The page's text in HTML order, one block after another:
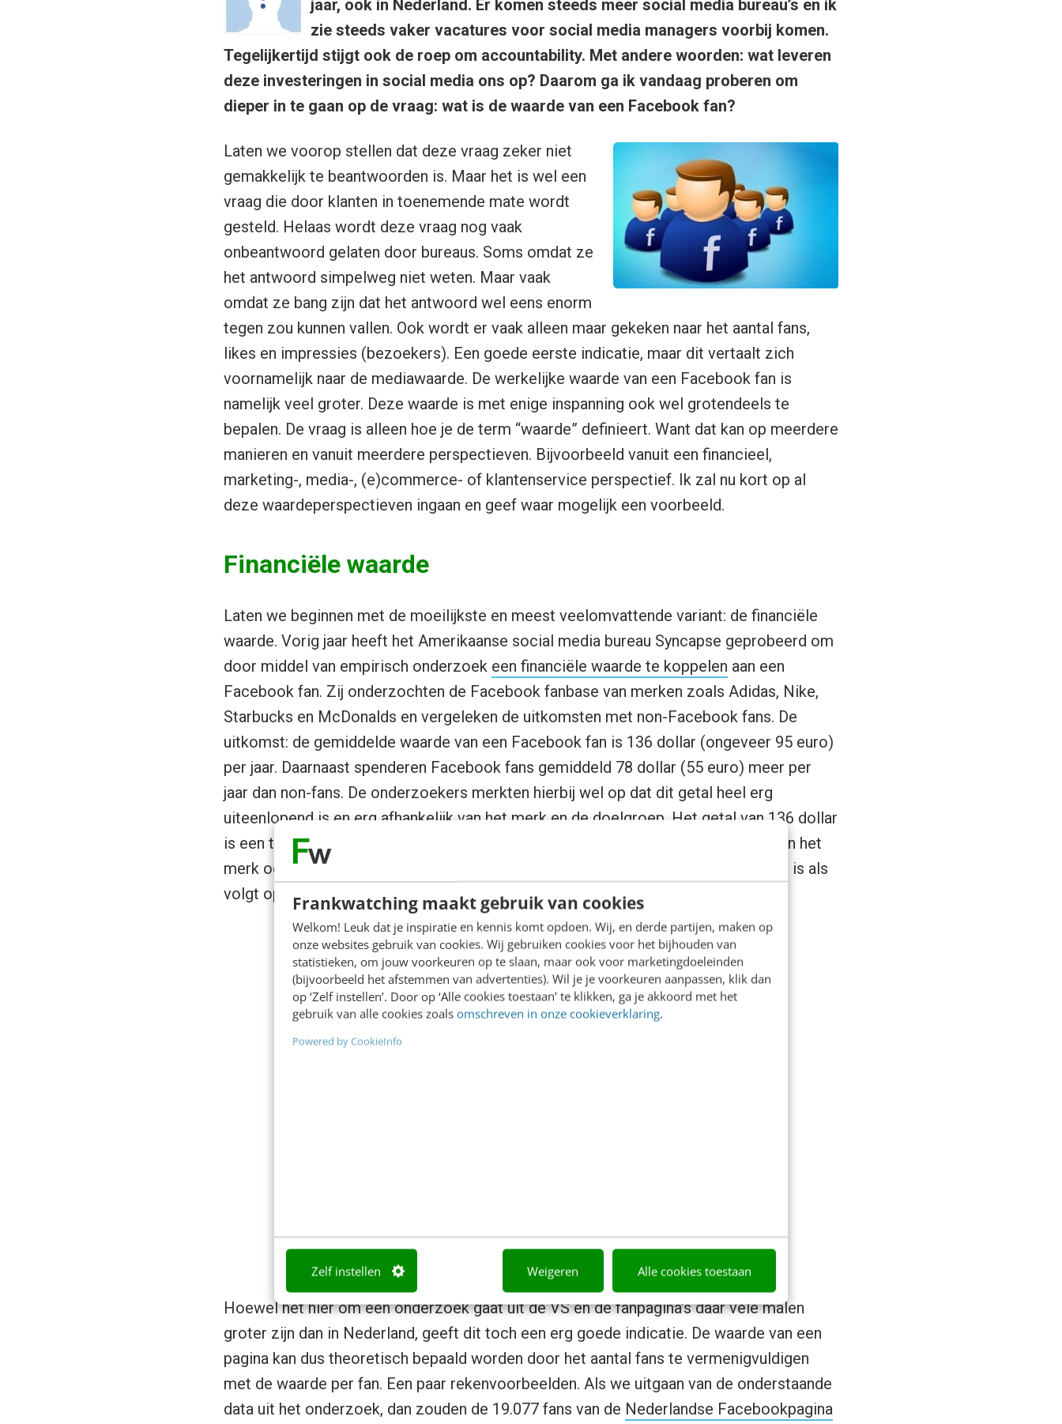
Frankwatching maakt gebruik van cookies
Welkom! Leuk dat je inspiratie en kennis komt opdoen. Wij, en derde partijen, maken op
onze websites gebruik van cookies. Wij gebruiken cookies voor het bijhouden van
statistieken, om jouw voorkeuren op te slaan, maar ook voor marketingdoeleinden
(bijvoorbeeld het afstemmen van advertenties). Wil je je voorkeuren aanpassen, klik dan
op ‘Zelf instellen’. Door op ‘Alle cookies toestaan’ te klikken, ga je akkoord met het
gebruik van alle cookies zoals omschreven in onze cookieverklaring.
Powered by CookieInfo
Zelf instellen Weigeren Alle cookies toestaan
jaar, ook in Nederland. Er komen steeds meer social media bureau’s en ik
zie steeds vaker vacatures voor social media managers voorbij komen.
Tegelijkertijd stijgt ook de roep om accountability. Met andere woorden: wat leveren
deze investeringen in social media ons op? Daarom ga ik vandaag proberen om
dieper in te gaan op de vraag: wat is de waarde van een Facebook fan?
Laten we voorop stellen dat deze vraag zeker niet
gemakkelijk te beantwoorden is. Maar het is wel een
vraag die door klanten in toenemende mate wordt
gesteld. Helaas wordt deze vraag nog vaak
onbeantwoord gelaten door bureaus. Soms omdat ze
het antwoord simpelweg niet weten. Maar vaak
omdat ze bang zijn dat het antwoord wel eens enorm
tegen zou kunnen vallen. Ook wordt er vaak alleen maar gekeken naar het aantal fans,
likes en impressies (bezoekers). Een goede eerste indicatie, maar dit vertaalt zich
voornamelijk naar de mediawaarde. De werkelijke waarde van een Facebook fan is
namelijk veel groter. Deze waarde is met enige inspanning ook wel grotendeels te
bepalen. De vraag is alleen hoe je de term “waarde” definieert. Want dat kan op meerdere
manieren en vanuit meerdere perspectieven. Bijvoorbeeld vanuit een financieel,
marketing-, media-, (e)commerce- of klantenservice perspectief. Ik zal nu kort op al
deze waardeperspectieven ingaan en geef waar mogelijk een voorbeeld.
Financiële waarde
Laten we beginnen met de moeilijkste en meest veelomvattende variant: de financiële
waarde. Vorig jaar heeft het Amerikaanse social media bureau Syncapse geprobeerd om
door middel van empirisch onderzoek een financiële waarde te koppelen aan een
Facebook fan. Zij onderzochten de Facebook fanbase van merken zoals Adidas, Nike,
Starbucks en McDonalds en vergeleken de uitkomsten met non-Facebook fans. De
uitkomst: de gemiddelde waarde van een Facebook fan is 136 dollar (ongeveer 95 euro)
per jaar. Daarnaast spenderen Facebook fans gemiddeld 78 dollar (55 euro) meer per
jaar dan non-fans. De onderzoekers merkten hierbij wel op dat dit getal heel erg
uiteenlopend is en erg afhankelijk van het merk en de doelgroep. Het getal van 136 dollar
is een totale financiële waarde, waarin naast de directe uitgaven aan producten van het
merk ook zaken zoals marketing, media en WOM zijn meegenomen. Deze waarde is als
volgt opgebouwd:
Hoewel het hier om een onderzoek gaat uit de VS en de fanpagina’s daar vele malen
groter zijn dan in Nederland, geeft dit toch een erg goede indicatie. De waarde van een
pagina kan dus theoretisch bepaald worden door het aantal fans te vermenigvuldigen
met de waarde per fan. Een paar rekenvoorbeelden. Als we uitgaan van de onderstaande
data uit het onderzoek, dan zouden de 19.077 fans van de Nederlandse Facebookpagina